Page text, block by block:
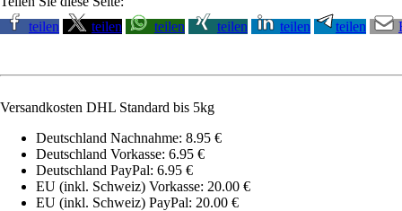
teilen
teilen teilen teilen teilen teilen
Versandkosten DHL Standard bis 5kg
Deutschland Nachnahme: 8.95 €
Deutschland Vorkasse: 6.95 €
Deutschland PayPal: 6.95 €
EU (inkl. Schweiz) Vorkasse: 20.00 €
EU (inkl. Schweiz) PayPal: 20.00 €